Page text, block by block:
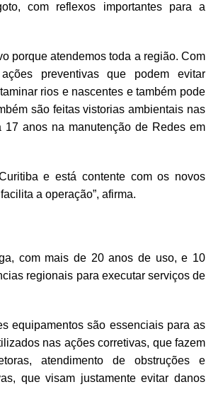
com reflexos importantes para a
porque atendemos toda a região. Com
preventivas que podem evitar
rios e nascentes e também pode
são feitas vistorias ambientais nas
17 anos na manutenção de Redes em
e está contente com os novos
a operação”, afirma.
com mais de 20 anos de uso, e 10
regionais para executar serviços de
equipamentos são essenciais para as
nas ações corretivas, que fazem
atendimento de obstruções e
que visam justamente evitar danos